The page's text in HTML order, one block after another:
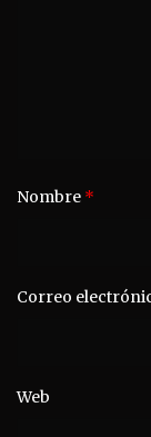
Nombre *
Correo
Web